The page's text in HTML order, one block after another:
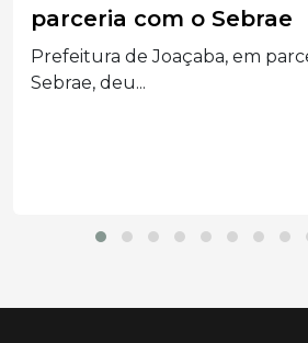
ingressos solidários
O Núcleo Espírita de Artes